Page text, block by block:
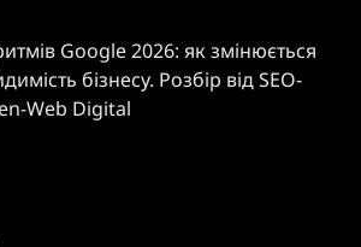
Google 2026: як змінюється
бізнесу. Розбір від SEO-
Web Digital